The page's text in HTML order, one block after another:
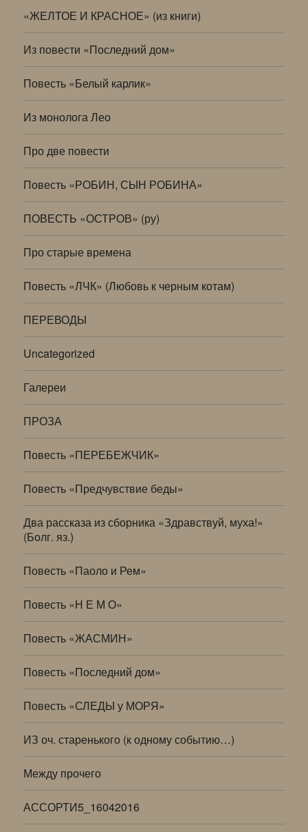
«ЖЕЛТОЕ И КРАСНОЕ» (из книги)
Из повести «Последний дом»
Повесть «Белый карлик»
Из монолога Лео
Про две повести
Повесть «РОБИН, СЫН РОБИНА»
ПОВЕСТЬ «ОСТРОВ» (ру)
Про старые времена
Повесть «ЛЧК» (Любовь к черным котам)
ПЕРЕВОДЫ
Uncategorized
Галереи
ПРОЗА
Повесть «ПЕРЕБЕЖЧИК»
Повесть «Предчувствие беды»
Два рассказа из сборника «Здравствуй, муха!»
(Болг. яз.)
Повесть «Паоло и Рем»
Повесть «Н Е М О»
Повесть «ЖАСМИН»
Повесть «Последний дом»
Повесть «СЛЕДЫ у МОРЯ»
ИЗ оч. старенького (к одному событию…)
Между прочего
АССОРТИ5_16042016